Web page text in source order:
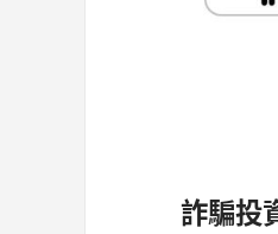
詐騙投